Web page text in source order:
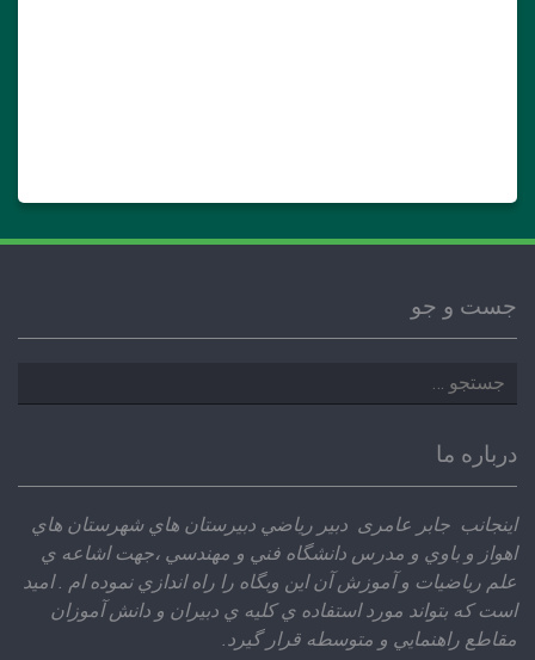
جست و جو
جستجو
برای:
درباره ما
اينجانب جابر عامری دبير رياضي دبيرستان هاي شهرستان هاي
اهواز و باوي و مدرس دانشگاه فني و مهندسي ،‌جهت اشاعه ي
علم رياضيات و آموزش آن اين وبگاه را راه اندازي نموده ام . اميد
است كه بتواند مورد استفاده ي كليه ي دبيران و دانش آموزان
مقاطع راهنمايي و متوسطه قرار گيرد.